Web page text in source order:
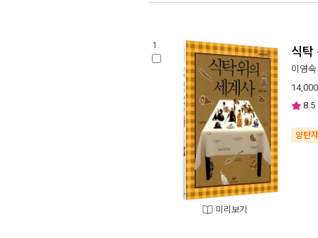
1.
미리보기
식탁
이영숙
14,000
8.5
양탄